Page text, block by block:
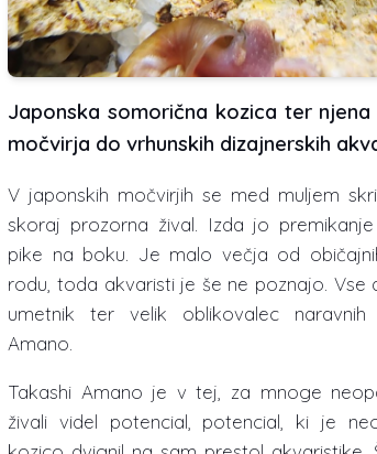
Japonska somorična kozica ter
močvirja do vrhunskih dizajnerskih
V japonskih močvirjih se med muljem
skoraj prozorna žival. Izda jo
pike na boku. Je malo večja od
rodu, toda akvaristi je še ne poznajo. Vse
umetnik ter velik oblikovalec naravnih
Amano.
Takashi Amano je v tej, za mnoge
živali videl potencial, potencial, ki je